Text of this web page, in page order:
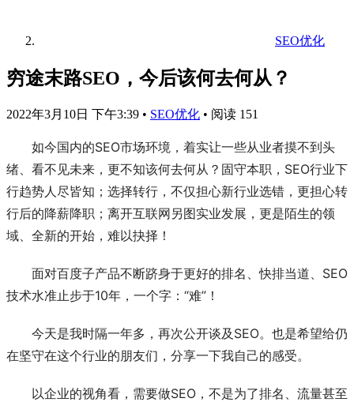
SEO优化
穷途末路SEO，今后该何去何从？
2022年3月10日 下午3:39 • SEO优化 • 阅读 151
如今国内的SEO市场环境，着实让一些从业者摸不到头
绪、看不见未来，更不知该何去何从？固守本职，SEO行业下
行趋势人尽皆知；选择转行，不仅担心新行业选错，更担心转
行后的降薪降职；离开互联网另图实业发展，更是陌生的领
域、全新的开始，难以抉择！
面对百度子产品不断跻身于更好的排名、快排当道、SEO
技术水准止步于10年，一个字：“难”！
今天是我时隔一年多，再次公开谈及SEO。也是希望给仍
在坚守在这个行业的朋友们，分享一下我自己的感受。
以企业的视角看，需要做SEO，不是为了排名、流量甚至